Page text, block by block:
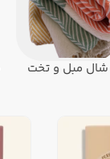
شال مبل و تخت